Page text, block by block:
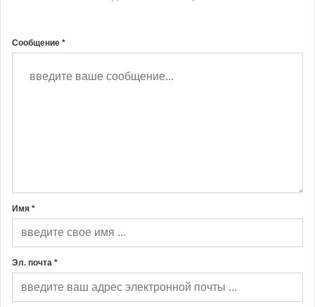
Сообщение *
Имя *
Эл. почта *